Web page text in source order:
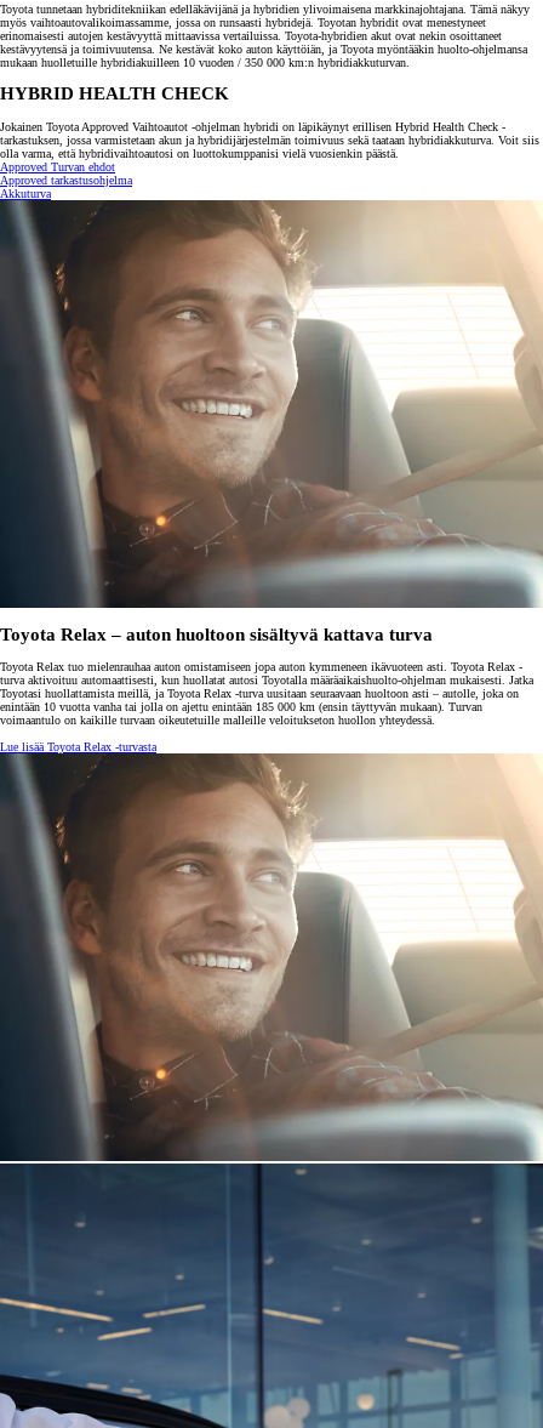
Toyota tunnetaan hybriditekniikan edelläkävijänä ja hybridien ylivoimaisena markkinajohtajana. Tämä näkyy
myös vaihtoautovalikoimassamme, jossa on runsaasti hybridejä. Toyotan hybridit ovat menestyneet
erinomaisesti autojen kestävyyttä mittaavissa vertailuissa. Toyota-hybridien akut ovat nekin osoittaneet
kestävyytensä ja toimivuutensa. Ne kestävät koko auton käyttöiän, ja Toyota myöntääkin huolto-ohjelmansa
mukaan huolletuille hybridiakuilleen 10 vuoden / 350 000 km:n hybridiakkuturvan.
HYBRID HEALTH CHECK
Jokainen Toyota Approved Vaihtoautot -ohjelman hybridi on läpikäynyt erillisen Hybrid Health Check -
tarkastuksen, jossa varmistetaan akun ja hybridijärjestelmän toimivuus sekä taataan hybridiakkuturva. Voit siis
olla varma, että hybridivaihtoautosi on luottokumppanisi vielä vuosienkin päästä.
Approved Turvan ehdot
Approved tarkastusohjelma
Akkuturva
Toyota Relax – auton huoltoon sisältyvä kattava turva
Toyota Relax tuo mielenrauhaa auton omistamiseen jopa auton kymmeneen ikävuoteen asti. Toyota Relax -
turva aktivoituu automaattisesti, kun huollatat autosi Toyotalla määräaikaishuolto-ohjelman mukaisesti. Jatka
Toyotasi huollattamista meillä, ja Toyota Relax -turva uusitaan seuraavaan huoltoon asti – autolle, joka on
enintään 10 vuotta vanha tai jolla on ajettu enintään 185 000 km (ensin täyttyvän mukaan). Turvan
voimaantulo on kaikille turvaan oikeutetuille malleille veloitukseton huollon yhteydessä.
Lue lisää Toyota Relax -turvasta